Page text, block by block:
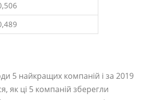
5 найкращих компаній і за 2019
як ці 5 компаній зберегли